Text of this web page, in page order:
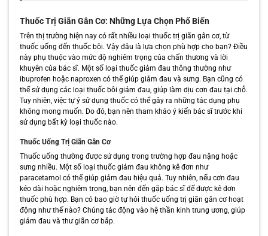
Thuốc Trị Giãn Gân Cơ: Những Lựa Chọn Phổ Biến
Trên thị trường hiện nay có rất nhiều loại thuốc trị giãn gân cơ, từ
thuốc uống đến thuốc bôi. Vậy đâu là lựa chọn phù hợp cho bạn? Điều
này phụ thuộc vào mức độ nghiêm trọng của chấn thương và lời
khuyên của bác sĩ. Một số loại thuốc giảm đau thông thường như
ibuprofen hoặc naproxen có thể giúp giảm đau và sưng. Bạn cũng có
thể sử dụng các loại thuốc bôi giảm đau, giúp làm dịu cơn đau tại chỗ.
Tuy nhiên, việc tự ý sử dụng thuốc có thể gây ra những tác dụng phụ
không mong muốn. Do đó, bạn nên tham khảo ý kiến bác sĩ trước khi
sử dụng bất kỳ loại thuốc nào.
Thuốc Uống Trị Giãn Gân Cơ
Thuốc uống thường được sử dụng trong trường hợp đau nặng hoặc
sưng nhiều. Một số loại thuốc giảm đau không kê đơn như
paracetamol có thể giúp giảm đau hiệu quả. Tuy nhiên, nếu cơn đau
kéo dài hoặc nghiêm trọng, bạn nên đến gặp bác sĩ để được kê đơn
thuốc phù hợp. Bạn có bao giờ tự hỏi thuốc uống trị giãn gân cơ hoạt
động như thế nào? Chúng tác động vào hệ thần kinh trung ương, giúp
giảm đau và thư giãn cơ bắp.